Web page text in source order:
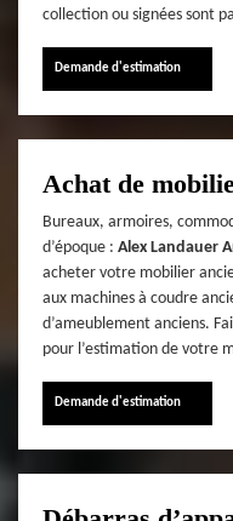
collection ou signées sont
Demande d'estimation
Achat de
Bureaux, armoires,
d’époque : Alex Landauer
acheter votre mobilier
aux machines à coudre
d’ameublement anciens.
pour l’estimation de votre
Demande d'estimation